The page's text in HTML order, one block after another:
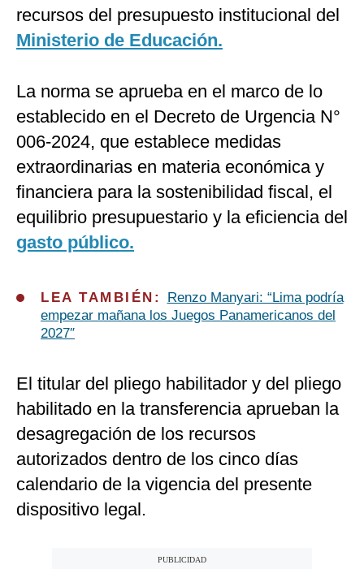
recursos del presupuesto institucional del
Ministerio de Educación.
La norma se aprueba en el marco de lo
establecido en el Decreto de Urgencia N°
006-2024, que establece medidas
extraordinarias en materia económica y
financiera para la sostenibilidad fiscal, el
equilibrio presupuestario y la eficiencia del
gasto público.
LEA TAMBIÉN:
Renzo Manyari: “Lima podría
empezar mañana los Juegos Panamericanos del
2027″
El titular del pliego habilitador y del pliego
habilitado en la transferencia aprueban la
desagregación de los recursos
autorizados dentro de los cinco días
calendario de la vigencia del presente
dispositivo legal.